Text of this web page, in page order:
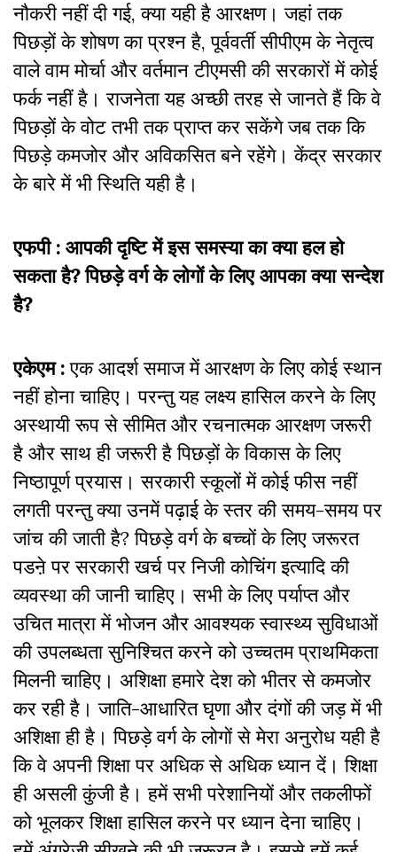
नौकरी नहीं दी गई, क्या यही है आरक्षण। जहां तक
पिछड़ों के शोषण का प्रश्न है, पूर्ववर्ती सीपीएम के नेतृत्व
वाले वाम मोर्चा और वर्तमान टीएमसी की सरकारों में कोई
फर्क नहीं है। राजनेता यह अच्छी तरह से जानते हैं कि वे
पिछड़ों के वोट तभी तक प्राप्त कर सकेंगे जब तक कि
पिछड़े कमजोर और अविकसित बने रहेंगे। केंद्र सरकार
के बारे में भी स्थिति यही है।
एफपी : आपकी दृष्टि में इस समस्या का क्या हल हो
सकता है?पिछड़े वर्ग के लोगों के लिए आपका क्या सन्देश
है?
एकेएम :एक आदर्श समाज में आरक्षण के लिए कोई स्थान
नहीं होना चाहिए। परन्तु यह लक्ष्य हासिल करने के लिए
अस्थायी रूप से सीमित और रचनात्मक आरक्षण जरूरी
है और साथ ही जरूरी है पिछड़ों के विकास के लिए
निष्ठापूर्ण प्रयास। सरकारी स्कूलों में कोई फीस नहीं
लगती परन्तु क्या उनमें पढ़ाई के स्तर की समय-समय पर
जांच की जाती है? पिछड़े वर्ग के बच्चों के लिए जरूरत
पडऩे पर सरकारी खर्च पर निजी कोचिंग इत्यादि की
व्यवस्था की जानी चाहिए। सभी के लिए पर्याप्त और
उचित मात्रा में भोजन और आवश्यक स्वास्थ्य सुविधाओं
की उपलब्धता सुनिश्चित करने को उच्चतम प्राथमिकता
मिलनी चाहिए। अशिक्षा हमारे देश को भीतर से कमजोर
कर रही है। जाति-आधारित घृणा और दंगों की जड़ में भी
अशिक्षा ही है। पिछड़े वर्ग के लोगों से मेरा अनुरोध यही है
कि वे अपनी शिक्षा पर अधिक से अधिक ध्यान दें। शिक्षा
ही असली कुंजी है। हमें सभी परेशानियों और तकलीफों
को भूलकर शिक्षा हासिल करने पर ध्यान देना चाहिए।